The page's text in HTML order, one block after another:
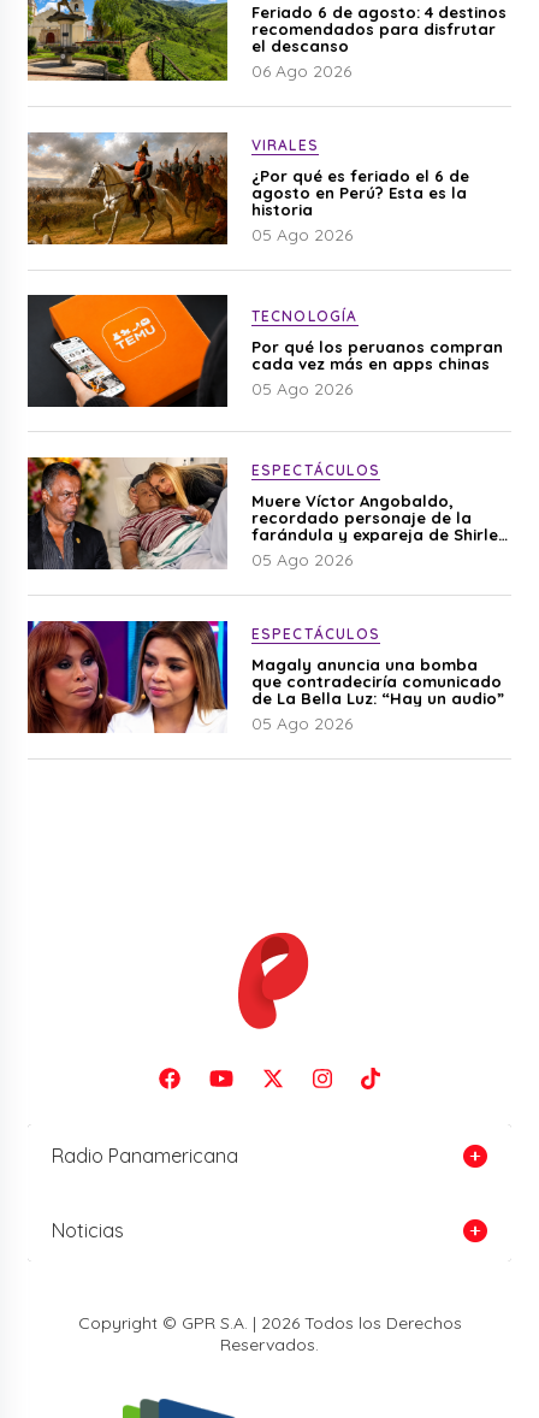
Feriado 6 de agosto: 4 destinos
recomendados para disfrutar
el descanso
06 Ago 2026
VIRALES
¿Por qué es feriado el 6 de
agosto en Perú? Esta es la
historia
05 Ago 2026
TECNOLOGÍA
Por qué los peruanos compran
cada vez más en apps chinas
05 Ago 2026
ESPECTÁCULOS
Muere Víctor Angobaldo,
recordado personaje de la
farándula y expareja de Shirley
Cherres
05 Ago 2026
ESPECTÁCULOS
Magaly anuncia una bomba
que contradeciría comunicado
de La Bella Luz: “Hay un audio”
05 Ago 2026
Radio Panamericana
Noticias
Copyright © GPR S.A. | 2026 Todos los Derechos
Reservados.